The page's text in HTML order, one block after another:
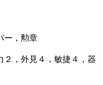
，勲章
，外見４，敏捷４，器